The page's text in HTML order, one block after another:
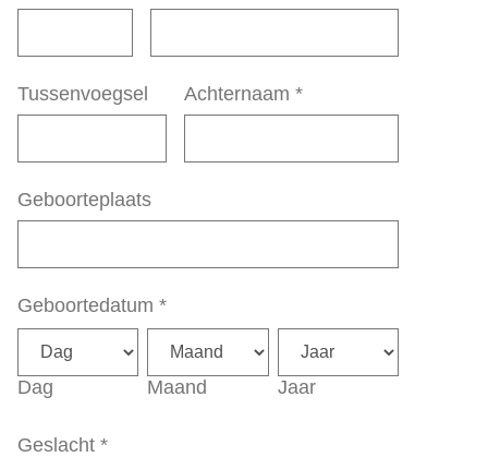
Tussenvoegsel Achternaam *
Geboorteplaats
Geboortedatum *
Dag Maand Jaar
Geslacht *